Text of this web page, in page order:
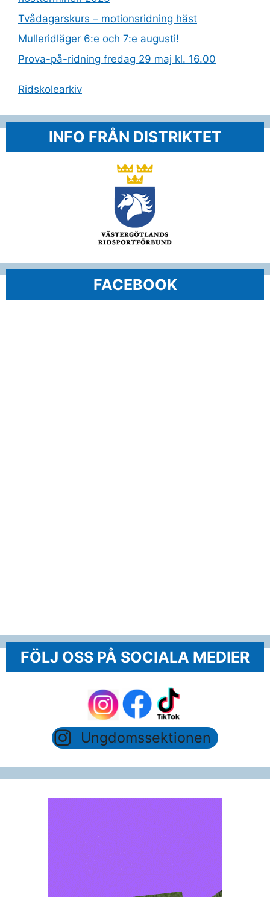
Tvådagarskurs – motionsridning häst
Mulleridläger 6:e och 7:e augusti!
Prova-på-ridning fredag 29 maj kl. 16.00
Ridskolearkiv
INFO FRÅN DISTRIKTET
FACEBOOK
FÖLJ OSS PÅ SOCIALA MEDIER
Ungdomssektionen